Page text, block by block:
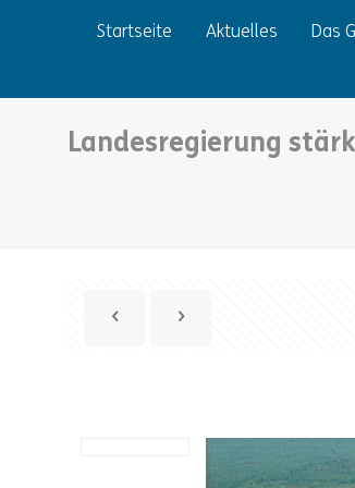
Startseite Aktuelles Das
Landesregierung